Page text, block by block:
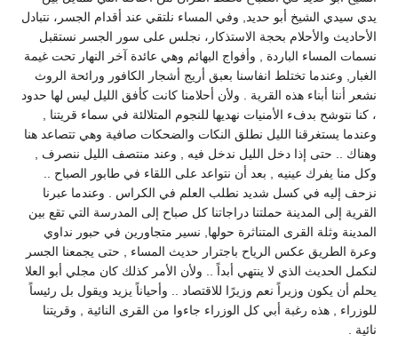
يدي سيدي الشيخ أبو حديد, وفي المساء نلتقي عند أقدام الجسر، نتبادل
الأحاديث والأحلام بحجة الاستذكار، نجلس على سور الجسر نستقبل
نسمات المساء الباردة , وأفواج البهائم وهي عائدة آخر النهار تحت غيمة
الغبار, وعندما تختلط انفاسنا بعبق أريج أشجار الكافور ورائحة الروث
نشعر أننا أبناء هذه القرية . ولأن أحلامنا كانت كأفق الليل ليس لها حدود
، كنا نتوشح بدفء الأمنيات نهديها للنجوم المتلالئة في سماء قريتنا ,
وعندما يستغرقنا الليل نطلق النكات والضحكات صافية وهي تتصاعد هنا
وهناك .. حتى إذا دخل الليل ندخل فيه , وعند منتصف الليل ننصرف ,
وكل منا يفرك عينيه , بعد أن نتواعد على اللقاء في طابور الصباح ..
نزحف إليه في كسل شديد نطلب العلم في الكراس . وعندما عبرنا
القرية إلى المدينة حملتنا دراجاتنا كل صباح إلى المدرسة التي تقع بين
المدينة وثلة القرى المتناثرة حولها, نسير متجاورين في حبور نداوي
وعرة الطريق عكس الرياح باجترار حديث المساء , حتى يجمعنا الجسر
لنكمل الحديث الذي لا ينتهي أبداً .. ولأن الأمر كذلك كان مجلي أبو العلا
يحلم أن يكون وزيراً نعم وزيرًا للاقتصاد .. وأحياناً يزيد ويقول بل رئيساً
للوزراء , هذه رغبة أبي كل الوزراء جاءوا من القرى النائية , وقريتنا
نائية .